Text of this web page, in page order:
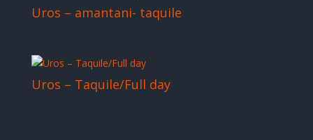
Uros – amantani- taquile
Uros – Taquile/Full day